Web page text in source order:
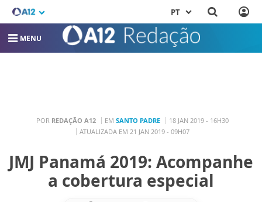
PT
MENU
POR REDAÇÃO A12 EM SANTO PADRE
18 JAN 2019 - 16H30
ATUALIZADA EM 21 JAN 2019 - 09H07
JMJ Panamá 2019: Acompanhe
a cobertura especial